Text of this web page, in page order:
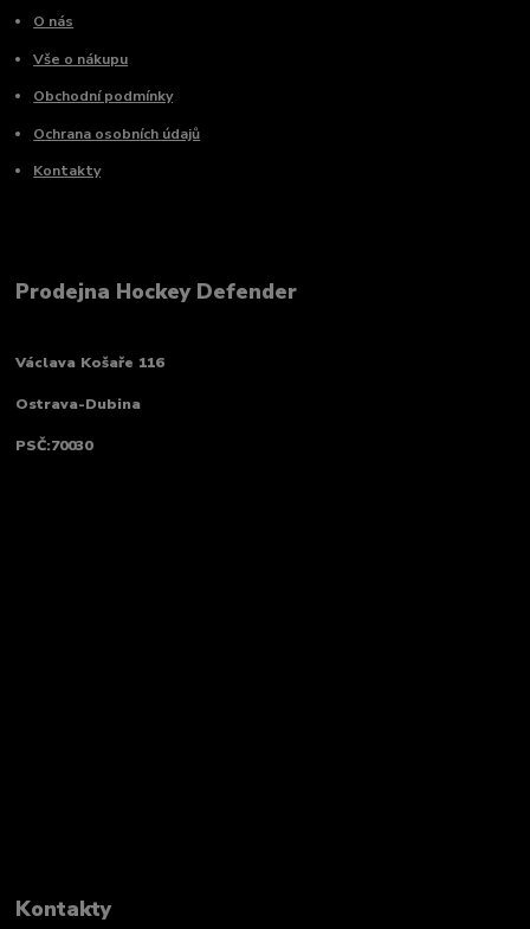
O nás
Vše o nákupu
Obchodní podmínky
Ochrana osobních údajů
Kontakty
Prodejna Hockey Defender
Václava Košaře 116
Ostrava-Dubina
PSČ:70030
Kontakty